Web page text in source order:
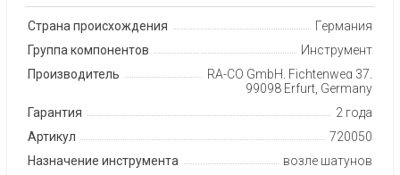
Страна происхождения
Германия
Группа компонентов
Инструмент
Производитель
RA-CO GmbH, Fichtenweg 37,
99098 Erfurt, Germany
Гарантия
2 года
Артикул
720050
Назначение инструмента
возле шатунов